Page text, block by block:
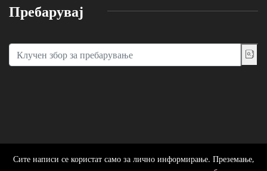
Пребарувај
Сите написи се користат само за лично информирање. Преземање,